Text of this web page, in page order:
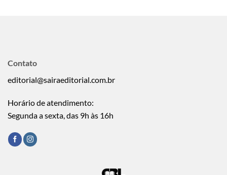
Contato
editorial@sairaeditorial.com.br
Horário de atendimento:
Segunda a sexta, das 9h às 16h